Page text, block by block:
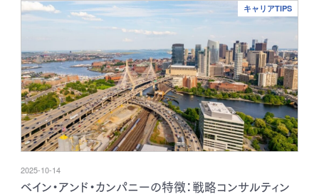
キャリアTIPS
2025-10-14
ベイン・アンド・カンパニーの特徴：戦略コンサルティン